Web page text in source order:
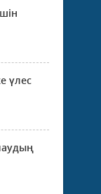
үлес